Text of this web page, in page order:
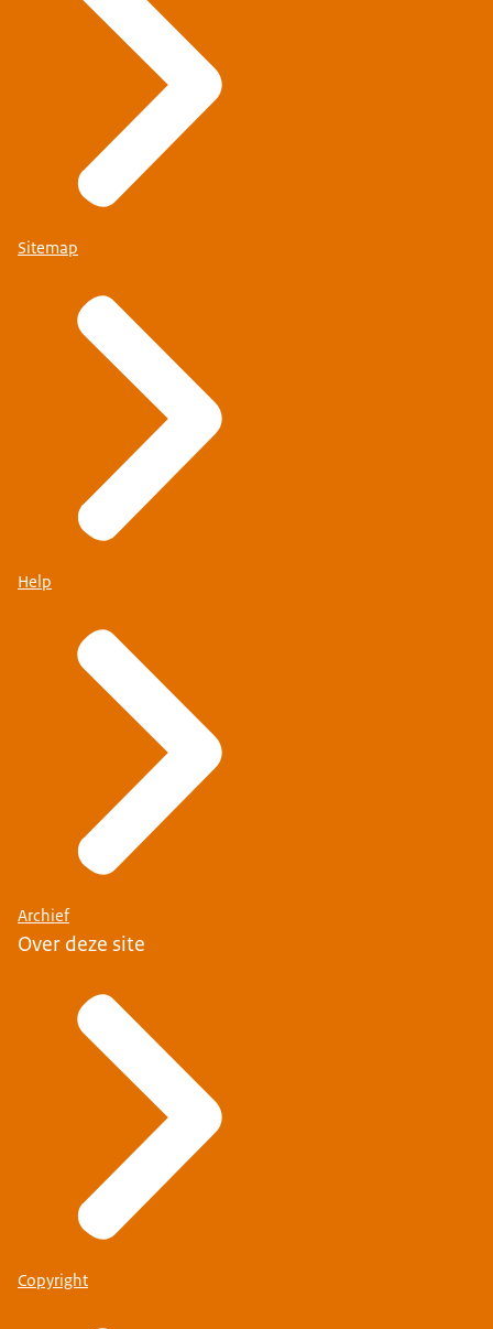
Sitemap
Help
Archief
Over deze site
Copyright